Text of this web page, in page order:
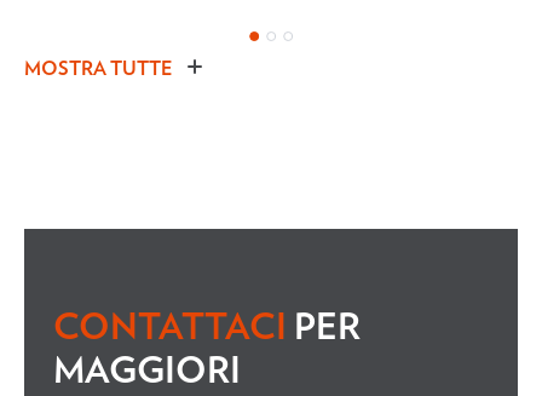
MOSTRA TUTTE
CONTATTACI
PER
MAGGIORI